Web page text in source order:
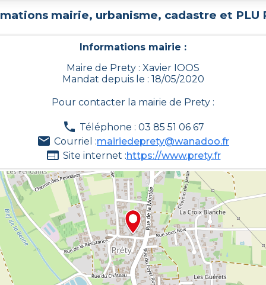
mairie, urbanisme, cadastre et PLU
Informations mairie :
Maire de Prety : Xavier IOOS
Mandat depuis le : 18/05/2020
Pour contacter la mairie de Prety :
Téléphone : 03 85 51 06 67
Courriel :mairiedeprety@wanadoo.fr
Site internet :https://www.prety.fr